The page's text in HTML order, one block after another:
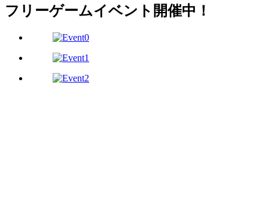
フリーゲームイベント開催中！